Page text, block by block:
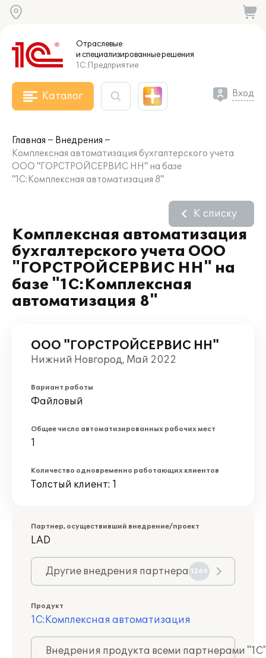
Отраслевые
и специализированныерешения
1С:Предприятие
Каталог Вход
Главная
Внедрения
Комплексная автоматизация бухгалтерского учета
ООО "ГОРСТРОЙСЕРВИС НН" на базе
"1С:Комплексная автоматизация 8"
Комплексная автоматизация
бухгалтерского учета ООО
"ГОРСТРОЙСЕРВИС НН" на
базе "1С:Комплексная
автоматизация 8"
К списку
ООО "ГОРСТРОЙСЕРВИС НН"
Нижний Новгород, Май 2022
Вариант работы
Файловый
Общее число автоматизированных рабочих мест
1
Количество одновременно работающих клиентов
Толстый клиент: 1
Партнер, осуществивший внедрение/проект
LAD
Другие внедрения партнера 1266
Продукт
1С:Комплексная автоматизация
Внедрения продукта всеми партнерами